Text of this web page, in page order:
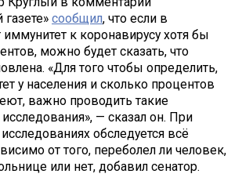
сообщил, что если в
к коронавирусу хотя бы
можно будет сказать, что
«Для того чтобы определить,
у населения и сколько процентов
важно проводить такие
— сказал он. При
обследуется всё
от того, переболел ли человек,
или нет, добавил сенатор.